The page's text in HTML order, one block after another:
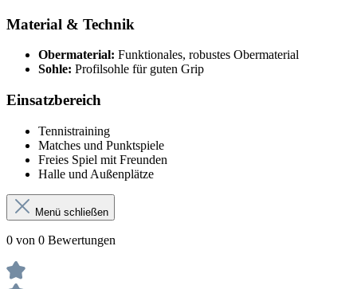
Material & Technik
Obermaterial: Funktionales, robustes Obermaterial
Sohle: Profilsohle für guten Grip
Einsatzbereich
Tennistraining
Matches und Punktspiele
Freies Spiel mit Freunden
Halle und Außenplätze
Menü schließen
0 von 0 Bewertungen